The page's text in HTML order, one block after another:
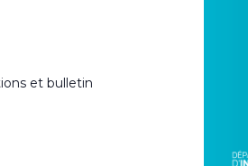
et bulletin